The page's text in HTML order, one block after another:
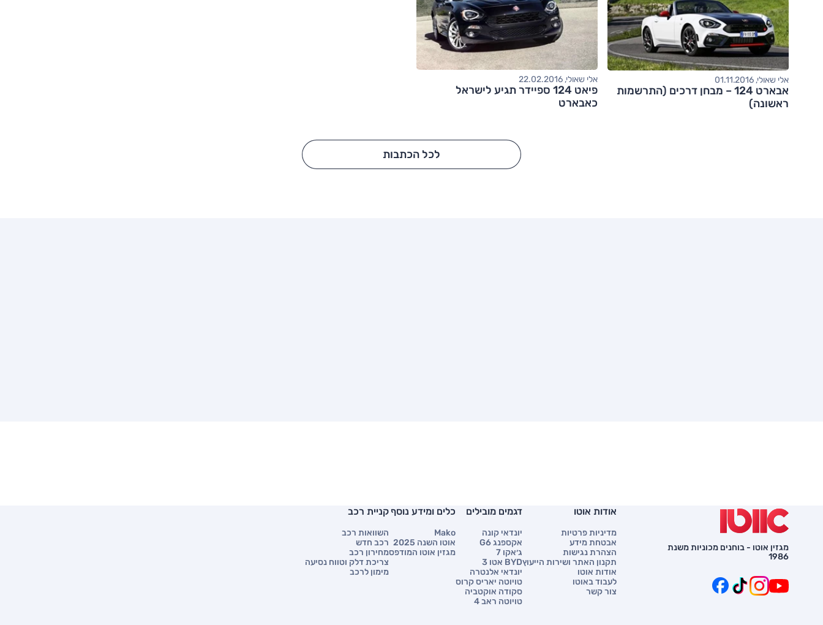
אלי שאולי, 01.11.2016
אבארט 124 – מבחן דרכים (התרשמות
ראשונה)
אלי שאולי, 22.02.2016
פיאט 124 ספיידר תגיע לישראל
כאבארט
לכל הכתבות
מגזין אוטו - בוחנים מכוניות משנת
1986
אודות אוטו
מדיניות פרטיות
אבטחת מידע
הצהרת נגישות
תקנון האתר ושירות הייעוץ
אודות אוטו
לעבוד באוטו
צור קשר
דגמים מובילים
יונדאי קונה
אקספנג G6
ג׳אקו 7
BYD אטו 3
יונדאי אלנטרה
טויוטה יאריס קרוס
סקודה אוקטביה
טויוטה ראב 4
כלים ומידע נוסף
Mako
אוטו השנה 2025
מגזין אוטו המודפס
קניית רכב
השוואות רכב
רכב חדש
מחירון רכב
צריכת דלק וטווח נסיעה
מימון לרכב